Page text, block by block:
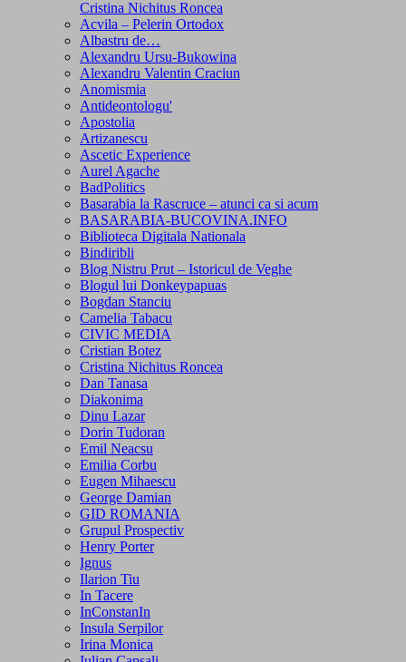
Cristina Nichitus Roncea
Acvila – Pelerin Ortodox
Albastru de…
Alexandru Ursu-Bukowina
Alexandru Valentin Craciun
Anomismia
Antideontologu'
Apostolia
Artizanescu
Ascetic Experience
Aurel Agache
BadPolitics
Basarabia la Rascruce – atunci ca si acum
BASARABIA-BUCOVINA.INFO
Biblioteca Digitala Nationala
Bindiribli
Blog Nistru Prut – Istoricul de Veghe
Blogul lui Donkeypapuas
Bogdan Stanciu
Camelia Tabacu
CIVIC MEDIA
Cristian Botez
Cristina Nichitus Roncea
Dan Tanasa
Diakonima
Dinu Lazar
Dorin Tudoran
Emil Neacsu
Emilia Corbu
Eugen Mihaescu
George Damian
GID ROMANIA
Grupul Prospectiv
Henry Porter
Ignus
Ilarion Tiu
In Tacere
InConstanIn
Insula Serpilor
Irina Monica